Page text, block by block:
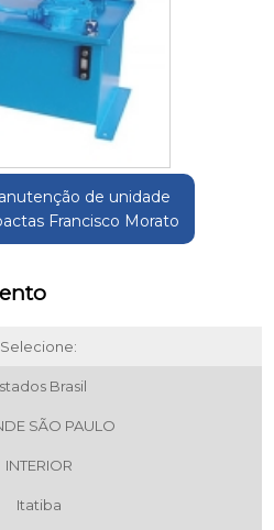
de unidade
Francisco Morato
Selecione:
Brasil
SÃO PAULO
INTERIOR
Itatiba